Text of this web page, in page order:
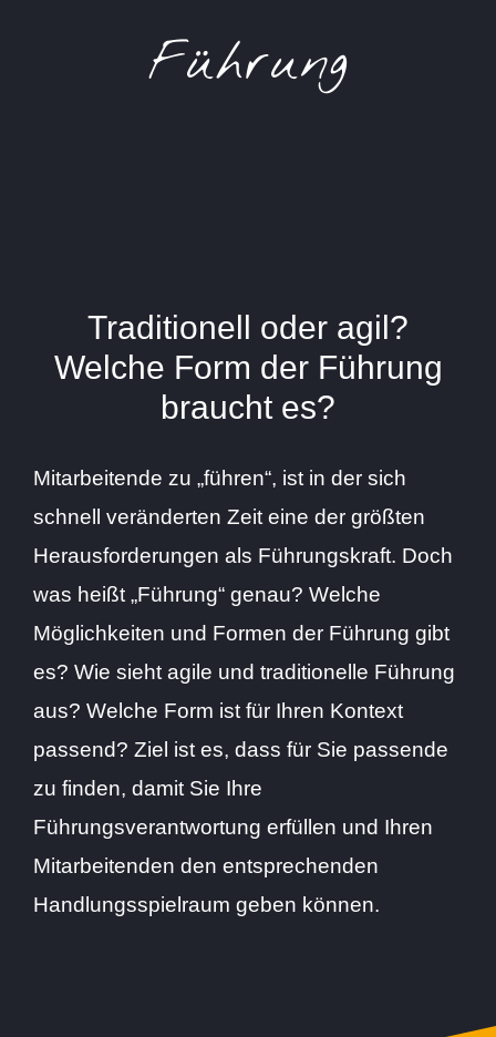
Führung
Traditionell oder agil?
Welche Form der Führung
braucht es?
Mitarbeitende zu „führen“, ist in der sich
schnell veränderten Zeit eine der größten
Herausforderungen als Führungskraft. Doch
was heißt „Führung“ genau? Welche
Möglichkeiten und Formen der Führung gibt
es? Wie sieht agile und traditionelle Führung
aus? Welche Form ist für Ihren Kontext
passend? Ziel ist es, dass für Sie passende
zu finden, damit Sie Ihre
Führungsverantwortung erfüllen und Ihren
Mitarbeitenden den entsprechenden
Handlungsspielraum geben können.